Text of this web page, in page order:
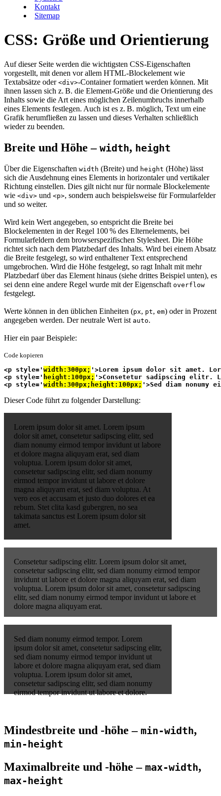
Kontakt
Sitemap
CSS: Größe und Orientierung
Auf dieser Seite werden die wichtigsten CSS-Eigenschaften
vorgestellt, mit denen vor allem HTML-Blockelement wie
Textabsätze oder <div>-Container formatiert werden können. Mit
ihnen lassen sich z. B. die Element-Größe und die Orientierung des
Inhalts sowie die Art eines möglichen Zeilenumbruchs innerhalb
eines Elements festlegen. Auch ist es z. B. möglich, Text um eine
Grafik herumfließen zu lassen und dieses Verhalten schließlich
wieder zu beenden.
Breite und Höhe – width, height
Über die Eigenschaften width (Breite) und height (Höhe) lässt
sich die Ausdehnung eines Elements in horizontaler und vertikaler
Richtung einstellen. Dies gilt nicht nur für normale Blockelemente
wie <div> und <p>, sondern auch beispielsweise für Formularfelder
und so weiter.
Wird kein Wert angegeben, so entspricht die Breite bei
Blockelementen in der Regel 100 % des Elternelements, bei
Formularfeldern dem browserspezifischen Stylesheet. Die Höhe
richtet sich nach dem Platzbedarf des Inhalts. Wird bei einem Absatz
die Breite festgelegt, so wird enthaltener Text entsprechend
umgebrochen. Wird die Höhe festgelegt, so ragt Inhalt mit mehr
Platzbedarf über das Element hinaus (siehe drittes Beispiel unten), es
sei denn eine andere Regel wurde mit der Eigenschaft overflow
festgelegt.
Werte können in den üblichen Einheiten (px, pt, em) oder in Prozent
angegeben werden. Der neutrale Wert ist auto.
Hier ein paar Beispiele:
Code kopieren
<p style=' width:300px; '>Lorem ipsum dolor sit amet.
<p style=' height:100px; '>Consetetur sadipscing elitr.
<p style=' width:300px;height:100px; '>Sed diam
Dieser Code führt zu folgender Darstellung:
Lorem ipsum dolor sit amet. Lorem ipsum
dolor sit amet, consetetur sadipscing elitr, sed
diam nonumy eirmod tempor invidunt ut labore
et dolore magna aliquyam erat, sed diam
voluptua. Lorem ipsum dolor sit amet,
consetetur sadipscing elitr, sed diam nonumy
eirmod tempor invidunt ut labore et dolore
magna aliquyam erat, sed diam voluptua. At
vero eos et accusam et justo duo dolores et ea
rebum. Stet clita kasd gubergren, no sea
takimata sanctus est Lorem ipsum dolor sit
amet.
Consetetur sadipscing elitr. Lorem ipsum dolor sit amet,
consetetur sadipscing elitr, sed diam nonumy eirmod tempor
invidunt ut labore et dolore magna aliquyam erat, sed diam
voluptua. Lorem ipsum dolor sit amet, consetetur sadipscing
elitr, sed diam nonumy eirmod tempor invidunt ut labore et
dolore magna aliquyam erat.
Sed diam nonumy eirmod tempor. Lorem
ipsum dolor sit amet, consetetur sadipscing elitr,
sed diam nonumy eirmod tempor invidunt ut
labore et dolore magna aliquyam erat, sed diam
voluptua. Lorem ipsum dolor sit amet,
consetetur sadipscing elitr, sed diam nonumy
eirmod tempor invidunt ut labore et dolore.
Mindestbreite und -höhe – min-width,
min-height
Maximalbreite und -höhe – max-width,
max-height